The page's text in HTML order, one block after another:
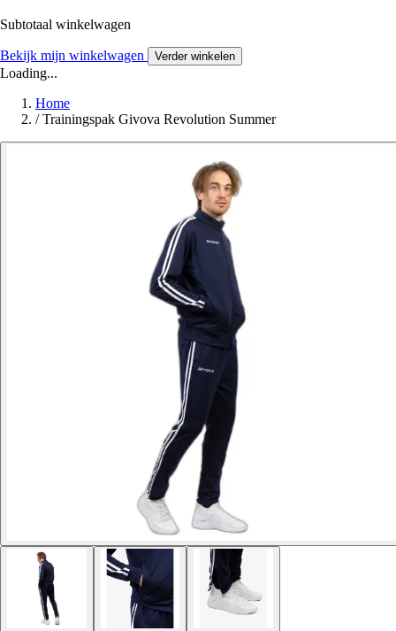
Subtotaal winkelwagen
Bekijk mijn winkelwagen Verder winkelen
Loading...
Home
/ Trainingspak Givova Revolution Summer